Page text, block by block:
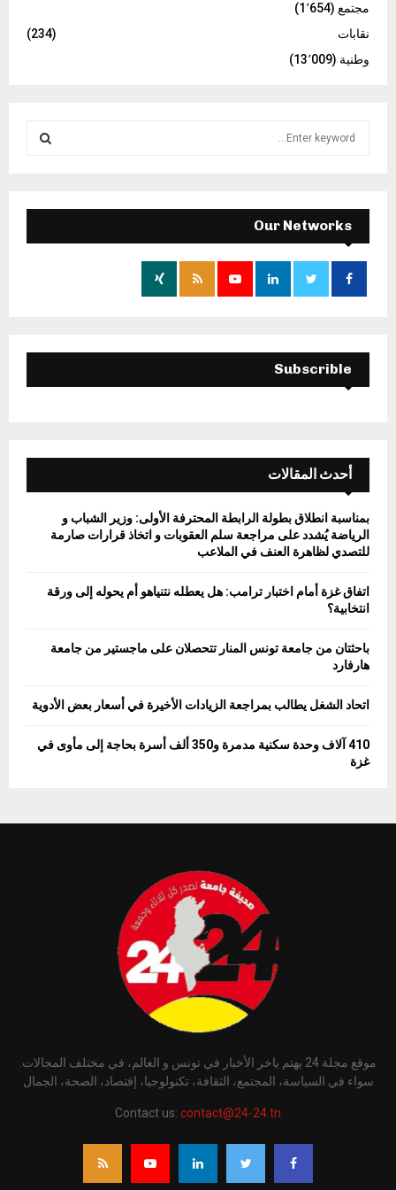
مجتمع (1٬654)
نقابات
(234)
وطنية (13٬009)
f
o
E
A
H
Our Networks
Subscrible
أحدث المقالات
بمناسبة انطلاق بطولة الرابطة المحترفة الأولى: وزير الشباب و
الرياضة يُشدد على مراجعة سلم العقوبات و اتخاذ قرارات صارمة
للتصدي لظاهرة العنف في الملاعب
اتفاق غزة أمام اختبار ترامب: هل يعطله نتنياهو أم يحوله إلى ورقة
انتخابية؟
باحثتان من جامعة تونس المنار تتحصلان على ماجستير من جامعة
هارفارد
اتحاد الشغل يطالب بمراجعة الزيادات الأخيرة في أسعار بعض الأدوية
410 آلاف وحدة سكنية مدمرة و350 ألف أسرة بحاجة إلى مأوى في
غزة
موقع مجلة 24 يهتم ياخر الأخبار في تونس و العالم، في مختلف المجالات.
سواء في السياسة، المجتمع، الثقافة، تكنولوجيا، إقتصاد، الصحة، الجمال
Contact us: contact@24-24.tn